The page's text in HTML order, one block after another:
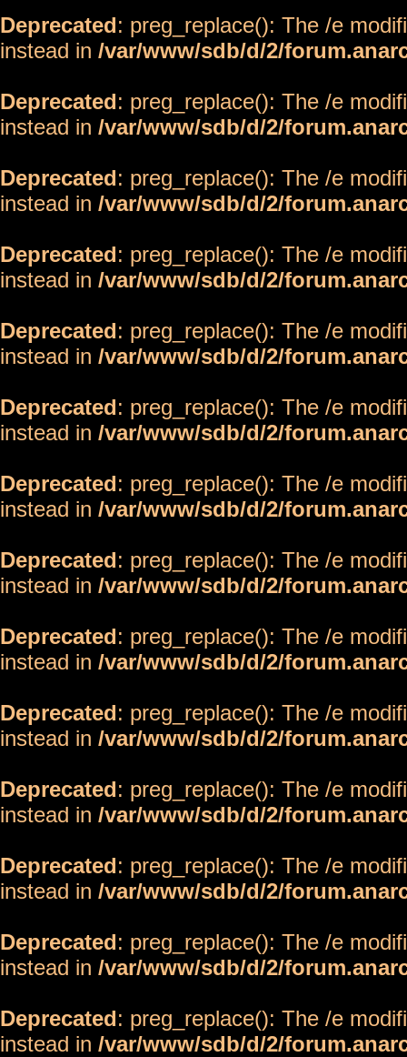
Deprecated: preg_replace(): The /e
instead in /var/www/sdb/d/2/
Deprecated: preg_replace(): The /e
instead in /var/www/sdb/d/2/
Deprecated: preg_replace(): The /e
instead in /var/www/sdb/d/2/
Deprecated: preg_replace(): The /e
instead in /var/www/sdb/d/2/
Deprecated: preg_replace(): The /e
instead in /var/www/sdb/d/2/
Deprecated: preg_replace(): The /e
instead in /var/www/sdb/d/2/
Deprecated: preg_replace(): The /e
instead in /var/www/sdb/d/2/
Deprecated: preg_replace(): The /e
instead in /var/www/sdb/d/2/
Deprecated: preg_replace(): The /e
instead in /var/www/sdb/d/2/
Deprecated: preg_replace(): The /e
instead in /var/www/sdb/d/2/
Deprecated: preg_replace(): The /e
instead in /var/www/sdb/d/2/
Deprecated: preg_replace(): The /e
instead in /var/www/sdb/d/2/
Deprecated: preg_replace(): The /e
instead in /var/www/sdb/d/2/
Deprecated: preg_replace(): The /e
instead in /var/www/sdb/d/2/